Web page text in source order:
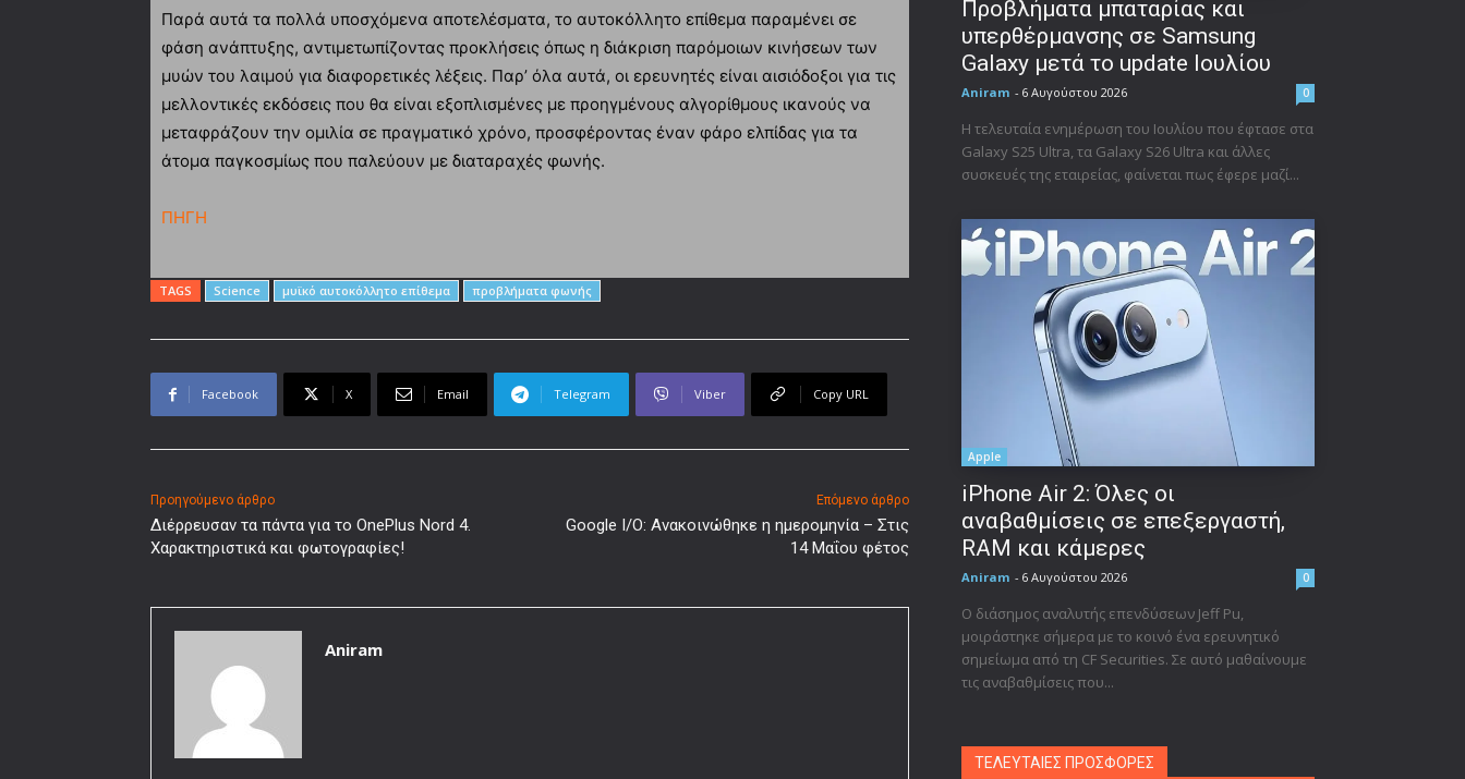
Παρά αυτά τα πολλά υποσχόμενα αποτελέσματα, το αυτοκόλλητο επίθεμα παραμένει σε
φάση ανάπτυξης, αντιμετωπίζοντας προκλήσεις όπως η διάκριση παρόμοιων κινήσεων των
μυών του λαιμού για διαφορετικές λέξεις. Παρ’ όλα αυτά, οι ερευνητές είναι αισιόδοξοι για τις
μελλοντικές εκδόσεις που θα είναι εξοπλισμένες με προηγμένους αλγορίθμους ικανούς να
μεταφράζουν την ομιλία σε πραγματικό χρόνο, προσφέροντας έναν φάρο ελπίδας για τα
άτομα παγκοσμίως που παλεύουν με διαταραχές φωνής.
ΠΗΓΗ
TAGS Science μυϊκό αυτοκόλλητο επίθεμα προβλήματα φωνής
Facebook X Email Telegram Viber Copy URL
Προηγούμενο άρθρο
Διέρρευσαν τα πάντα για το OnePlus Nord 4.
Χαρακτηριστικά και φωτογραφίες!
Επόμενο άρθρο
Google I/O: Ανακοινώθηκε η ημερομηνία – Στις
14 Μαΐου φέτος
Aniram
Προβλήματα μπαταρίας και
υπερθέρμανσης σε Samsung
Galaxy μετά το update Ιουλίου
Aniram - 6 Αυγούστου 2026 0
Η τελευταία ενημέρωση του Ιουλίου που έφτασε στα
Galaxy S25 Ultra, τα Galaxy S26 Ultra και άλλες
συσκευές της εταιρείας, φαίνεται πως έφερε μαζί...
Apple
iPhone Air 2: Όλες οι
αναβαθμίσεις σε επεξεργαστή,
RAM και κάμερες
Aniram - 6 Αυγούστου 2026 0
Ο διάσημος αναλυτής επενδύσεων Jeff Pu,
μοιράστηκε σήμερα με το κοινό ένα ερευνητικό
σημείωμα από τη CF Securities. Σε αυτό μαθαίνουμε
τις αναβαθμίσεις που...
ΤΕΛΕΥΤΑΙΕΣ ΠΡΟΣΦΟΡΕΣ